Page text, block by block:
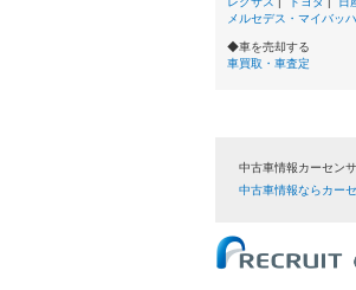
メルセデス・マイバッハ
◆車を売却する
車買取・車査定
中古車情報カーセン
中古車情報ならカー